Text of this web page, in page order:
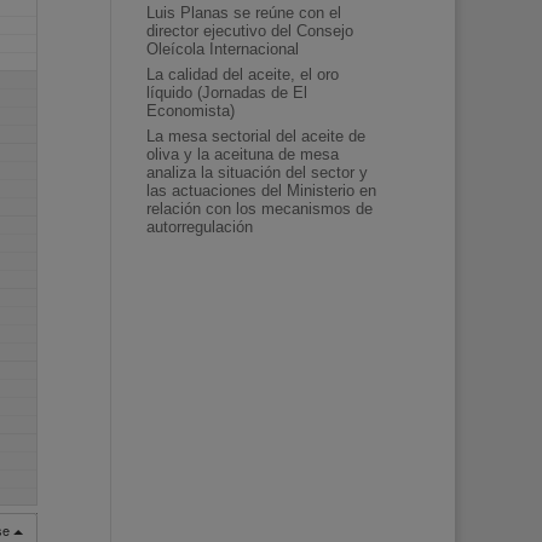
Luis Planas se reúne con el
director ejecutivo del Consejo
Oleícola Internacional
La calidad del aceite, el oro
líquido (Jornadas de El
Economista)
La mesa sectorial del aceite de
oliva y la aceituna de mesa
analiza la situación del sector y
las actuaciones del Ministerio en
relación con los mecanismos de
autorregulación